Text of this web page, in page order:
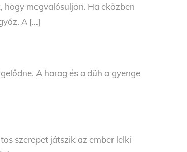
hogy megvalósuljon. Ha eközben
A […]
A harag és a düh a gyenge
szerepet játszik az ember lelki